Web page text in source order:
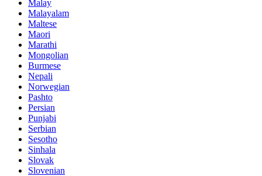
Malay
Malayalam
Maltese
Maori
Marathi
Mongolian
Burmese
Nepali
Norwegian
Pashto
Persian
Punjabi
Serbian
Sesotho
Sinhala
Slovak
Slovenian